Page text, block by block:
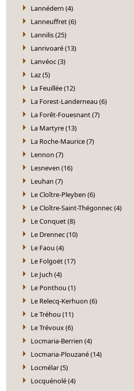
Lannédern (4)
Lanneuffret (6)
Lannilis (25)
Lanrivoaré (13)
Lanvéoc (3)
Laz (5)
La Feuillée (12)
La Forest-Landerneau (6)
La Forêt-Fouesnant (7)
La Martyre (13)
La Roche-Maurice (7)
Lennon (7)
Lesneven (16)
Leuhan (7)
Le Cloître-Pleyben (6)
Le Cloître-Saint-Thégonnec (4)
Le Conquet (8)
Le Drennec (10)
Le Faou (4)
Le Folgoët (17)
Le Juch (4)
Le Ponthou (1)
Le Relecq-Kerhuon (6)
Le Tréhou (11)
Le Trévoux (6)
Locmaria-Berrien (4)
Locmaria-Plouzané (14)
Locmélar (5)
Locquénolé (4)